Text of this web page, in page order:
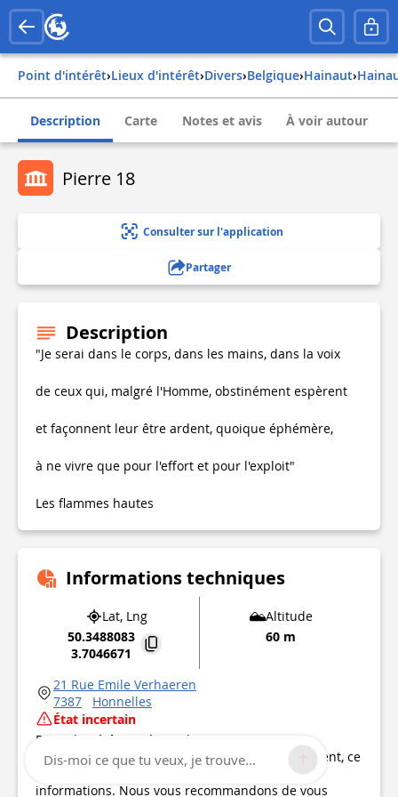
Point d'intérêt› Lieux d'intérêt› Divers› belgique› hainaut›
Description Carte Notes et avis À voir autour
Pierre 18
Consulter sur l'application
Partager
Description
"Je serai dans le corps, dans les mains, dans la voix
de ceux qui, malgré l'Homme, obstinément espèrent
et façonnent leur être ardent, quoique éphémère,
à ne vivre que pour l'effort et pour l'exploit"
Les flammes hautes
Informations techniques
Lat, Lng
50.3488083
3.7046671
Altitude
60 m
21 Rue Emile Verhaeren
7387
Honnelles
État incertain
Point d'intérêt mis à jour le
Ce point d’intérêt n'a pas été mis à jour récemment, ce
qui pourrait compromettre la fiabilité de ces
informations. Nous vous recommandons de vous
Dis-moi ce que tu veux, je trouve...